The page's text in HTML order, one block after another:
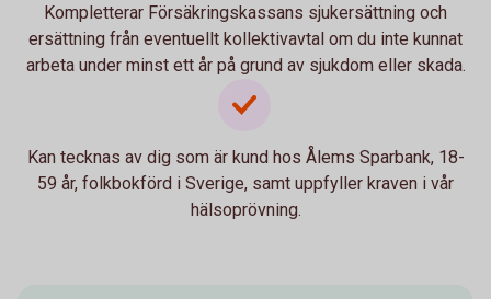
Kompletterar Försäkringskassans sjukersättning och
ersättning från eventuellt kollektivavtal om du inte kunnat
arbeta under minst ett år på grund av sjukdom eller skada.
Kan tecknas av dig som är kund hos Ålems Sparbank, 18-
59 år, folkbokförd i Sverige, samt uppfyller kraven i vår
hälsoprövning.